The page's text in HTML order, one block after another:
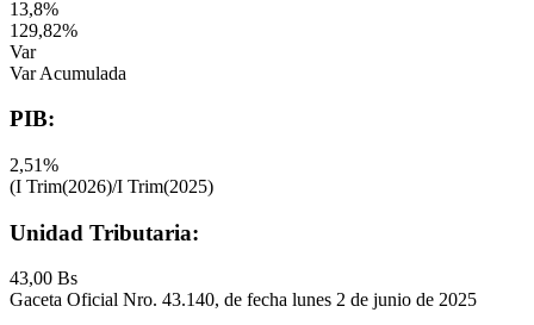
13,8%
129,82%
Var
Var Acumulada
PIB:
2,51%
(I Trim(2026)/I Trim(2025)
Unidad Tributaria:
43,00 Bs
Gaceta Oficial Nro. 43.140, de fecha lunes 2 de junio de 2025